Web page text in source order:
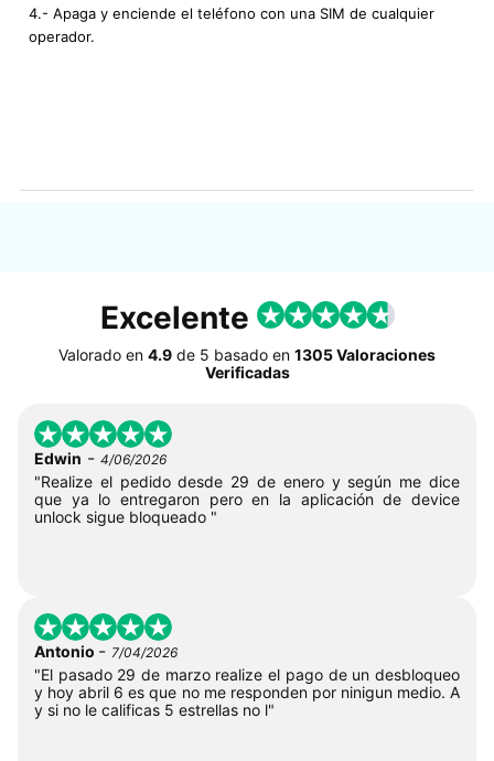
4.- Apaga y enciende el teléfono con una SIM de cualquier
operador.
Excelente
Valorado en 4.9 de 5 basado en 1305 Valoraciones
Verificadas
Edwin - 4/06/2026
"Realize el pedido desde 29 de enero y según me dice
que ya lo entregaron pero en la aplicación de device
unlock sigue bloqueado "
Antonio - 7/04/2026
"El pasado 29 de marzo realize el pago de un desbloqueo
y hoy abril 6 es que no me responden por ninigun medio. A
y si no le calificas 5 estrellas no l"